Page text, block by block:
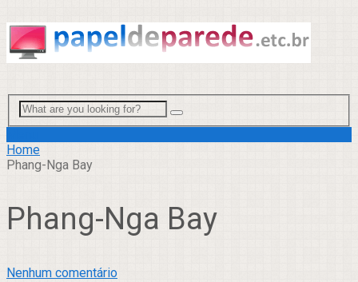
Home
Phang-Nga Bay
Phang-Nga Bay
Nenhum comentário